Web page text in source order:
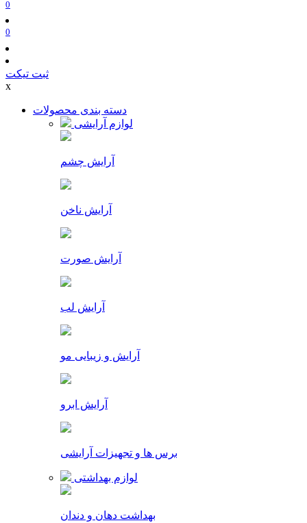
0
0
ثبت تیکت
x
دسته بندی محصولات
لوازم آرایشی
آرایش چشم
آرایش ناخن
آرایش صورت
آرایش لب
آرایش و زیبایی مو
آرایش ابرو
برس ها و تجهیزات آرایشی
لوازم بهداشتی
بهداشت دهان و دندان